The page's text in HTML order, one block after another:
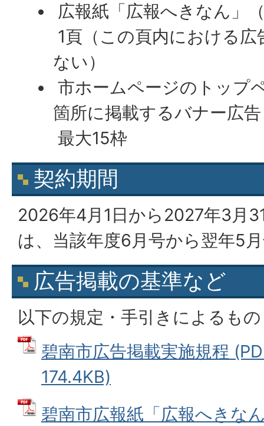
広報紙「広報へきなん」
1頁（この頁内における
ない）
市ホームページのトップ
箇所に掲載するバナー広告
最大15枠
契約期間
2026年4月1日から2027年3月
は、当該年度6月号から翌年5
広告掲載の基準など
以下の規定・手引きによるも
碧南市広告掲載実施規程
174.4KB)
碧南市広報紙「広報へきな